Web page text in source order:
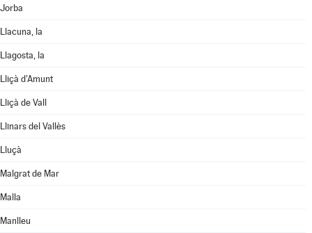
Jorba
Llacuna, la
Llagosta, la
Lliçà d'Amunt
Lliçà de Vall
Llinars del Vallès
Lluçà
Malgrat de Mar
Malla
Manlleu